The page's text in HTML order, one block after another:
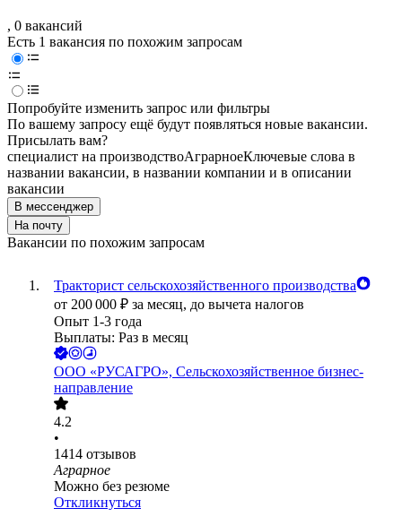
, 0 вакансий
Есть 1 вакансия по похожим запросам
Попробуйте изменить запрос или фильтры
По вашему запросу ещё будут появляться новые вакансии.
Присылать вам?
специалист на производствоАграрноеКлючевые слова в
названии вакансии, в названии компании и в описании
вакансии
В мессенджер
На почту
Вакансии по похожим запросам
Тракторист сельскохозяйственного производства
от 200 000 ₽ за месяц, до вычета налогов
Опыт 1-3 года
Выплаты: Раз в месяц
ООО «РУСАГРО», Сельскохозяйственное бизнес-
направление
4.2
•
1414 отзывов
Аграрное
Можно без резюме
Откликнуться